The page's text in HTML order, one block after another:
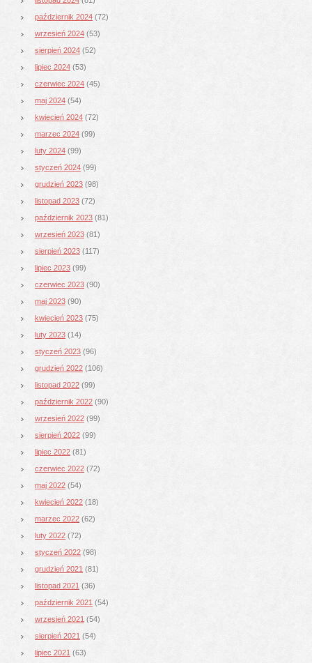
październik 2024 (72)
wrzesień 2024 (53)
sierpień 2024 (52)
lipiec 2024 (53)
czerwiec 2024 (45)
maj 2024 (54)
kwiecień 2024 (72)
marzec 2024 (99)
luty 2024 (99)
styczeń 2024 (99)
grudzień 2023 (98)
listopad 2023 (72)
październik 2023 (81)
wrzesień 2023 (81)
sierpień 2023 (117)
lipiec 2023 (99)
czerwiec 2023 (90)
maj 2023 (90)
kwiecień 2023 (75)
luty 2023 (14)
styczeń 2023 (96)
grudzień 2022 (106)
listopad 2022 (99)
październik 2022 (90)
wrzesień 2022 (99)
sierpień 2022 (99)
lipiec 2022 (81)
czerwiec 2022 (72)
maj 2022 (54)
kwiecień 2022 (18)
marzec 2022 (62)
luty 2022 (72)
styczeń 2022 (98)
grudzień 2021 (81)
listopad 2021 (36)
październik 2021 (54)
wrzesień 2021 (54)
sierpień 2021 (54)
lipiec 2021 (63)